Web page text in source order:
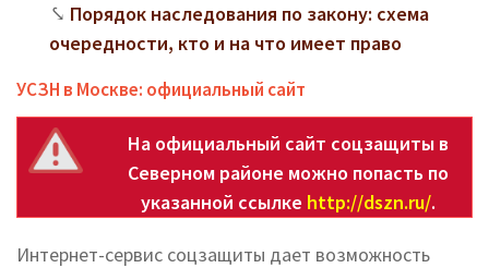
Порядок наследования по закону: схема
очередности, кто и на что имеет право
УСЗН в Москве: официальный сайт
На официальный сайт соцзащиты в
Северном районе можно попасть по
указанной ссылке http://dszn.ru/.
Интернет-сервис соцзащиты дает возможность